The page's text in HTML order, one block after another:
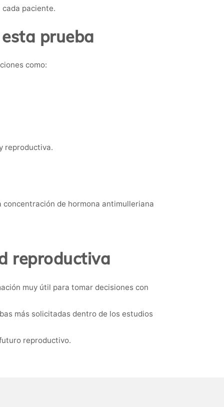
paciente.
prueba
como:
reproductiva.
de hormona antimulleriana
reproductiva
muy útil para tomar decisiones con
más solicitadas dentro de los estudios
reproductivo.